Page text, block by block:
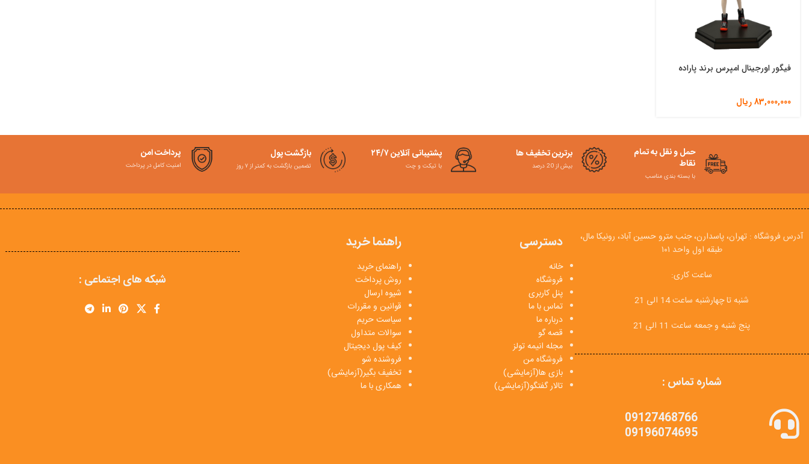
فیگور اورجینال امپرس برند پاراده
83,000,000ریال
حمل و نقل به تمام
نقاط
با بسته بندی مناسب
برترین تخفیف ها
بیش از 20 درصد
پشتیبانی آنلاین ۲۴/۷
با تیکت و چت
بازگشت پول
تضمین بازگشت به کمتر از ۷ روز
پرداخت امن
امنیت کامل در پرداخت
آدرس فروشگاه : تهران، پاسدارن، جنب مترو حسین آباد، رونیکا مال،
طبقه اول واحد ۱۰۱
ساعت کاری:
شنبه تا چهارشنبه ساعت 14 الی 21
پنج شنبه و جمعه ساعت 11 الی 21
شماره تماس :
09127468766
09196074695
دسترسی
خانه
فروشگاه
پنل کاربری
تماس با ما
درباره ما
قصه گو
مجله انیمه تولز
فروشگاه من
بازی ها(آزمایشی)
تالار گفتگو(آزمایشی)
راهنما خرید
راهنمای خرید
روش پرداخت
شیوه ارسال
قوانین و مقررات
سیاست حریم
سوالات متداول
کیف پول دیجیتال
فروشنده شو
تخفیف بگیر(آزمایشی)
همکاری با ما
شبکه های اجتماعی :